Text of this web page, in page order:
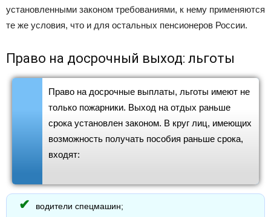
установленными законом требованиями, к нему применяются
те же условия, что и для остальных пенсионеров России.
Право на досрочный выход: льготы
Право на досрочные выплаты, льготы имеют не
только пожарники. Выход на отдых раньше
срока установлен законом. В круг лиц, имеющих
возможность получать пособия раньше срока,
входят:
водители спецмашин;